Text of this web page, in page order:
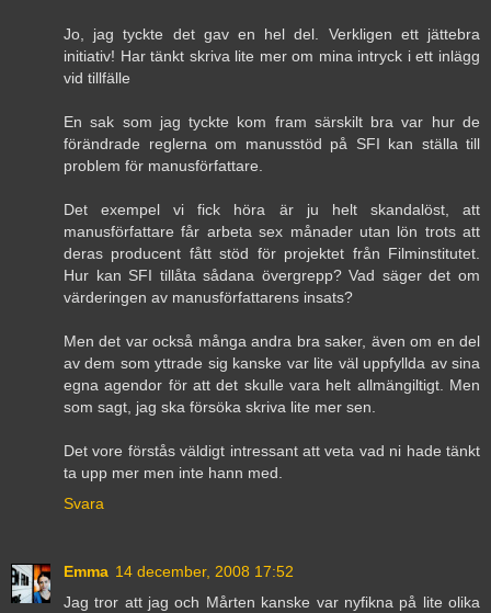
Jo, jag tyckte det gav en hel del. Verkligen ett jättebra
initiativ! Har tänkt skriva lite mer om mina intryck i ett inlägg
vid tillfälle
En sak som jag tyckte kom fram särskilt bra var hur de
förändrade reglerna om manusstöd på SFI kan ställa till
problem för manusförfattare.
Det exempel vi fick höra är ju helt skandalöst, att
manusförfattare får arbeta sex månader utan lön trots att
deras producent fått stöd för projektet från Filminstitutet.
Hur kan SFI tillåta sådana övergrepp? Vad säger det om
värderingen av manusförfattarens insats?
Men det var också många andra bra saker, även om en del
av dem som yttrade sig kanske var lite väl uppfyllda av sina
egna agendor för att det skulle vara helt allmängiltigt. Men
som sagt, jag ska försöka skriva lite mer sen.
Det vore förstås väldigt intressant att veta vad ni hade tänkt
ta upp mer men inte hann med.
Svara
Emma 14 december, 2008 17:52
Jag tror att jag och Mårten kanske var nyfikna på lite olika